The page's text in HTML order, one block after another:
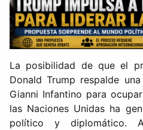
La posibilidad de que el
Donald Trump respalde
Gianni Infantino para
las Naciones Unidas ha
político y diplomático.